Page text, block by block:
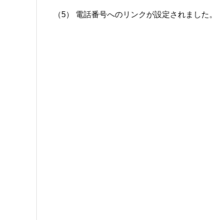
（5） 電話番号へのリンクが設定されました。